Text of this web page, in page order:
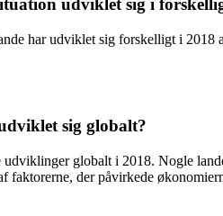
udviklet sig i
har udviklet sig forskelligt i 2018
sig globalt?
globalt i 2018. Nogle
faktorerne, der påvirkede